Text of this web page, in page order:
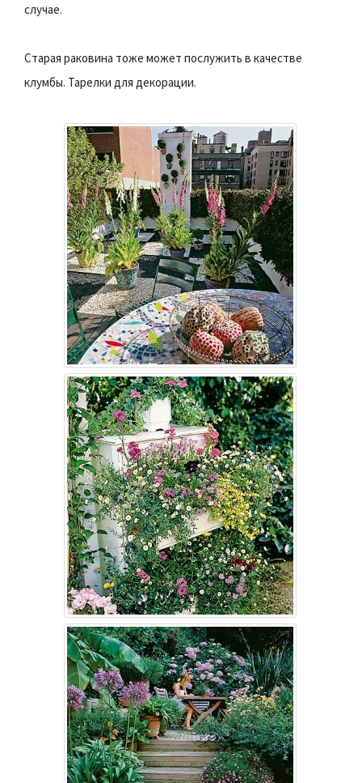
случае.
Старая раковина тоже может послужить в качестве
клумбы. Тарелки для декорации.